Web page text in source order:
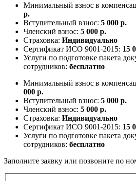
Минимальный взнос в
р.
Вступительный взнос: 5 000 р.
Членский взнос: 5 000 р.
Страховка: Индивидуально
Сертификат ИСО 9001-2015: 15
Услуги по подготовке пакета
сотрудников: бесплатно
Минимальный взнос в
000 р.
Вступительный взнос: 5 000 р.
Членский взнос: 5 000 р.
Страховка: Индивидуально
Сертификат ИСО 9001-2015: 15
Услуги по подготовке пакета
сотрудников: бесплатно
Заполните заявку или позвоните по